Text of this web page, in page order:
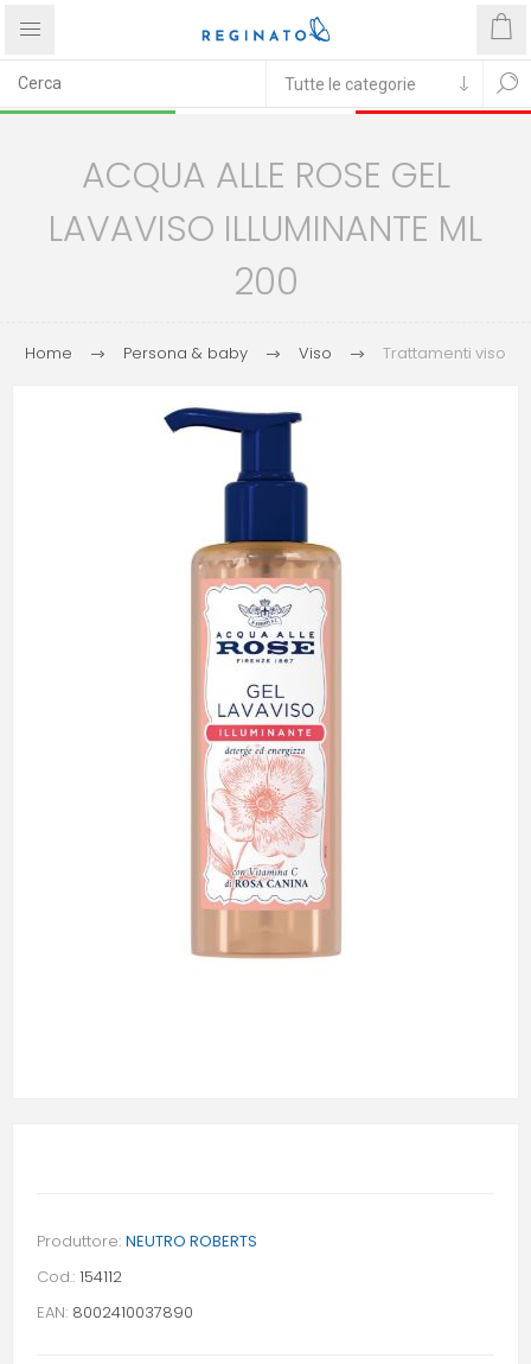
ACQUA ALLE ROSE GEL
LAVAVISO ILLUMINANTE ML
200
Home Persona & baby Viso Trattamenti viso
Produttore: NEUTRO ROBERTS
Cod.: 154112
EAN: 8002410037890